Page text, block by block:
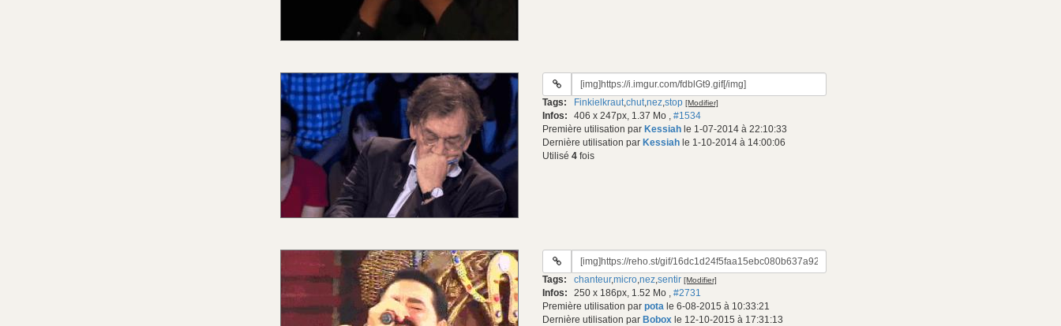
URL
gif:
Tags: Finkielkraut,chut,nez,stop [Modifier]
Infos: 406 x 247px, 1.37 Mo , #1534
Première utilisation par Kessiah le 1-07-2014 à 22:10:33
Dernière utilisation par Kessiah le 1-10-2014 à 14:00:06
Utilisé 4 fois
URL
gif:
Tags: chanteur,micro,nez,sentir [Modifier]
Infos: 250 x 186px, 1.52 Mo , #2731
Première utilisation par pota le 6-08-2015 à 10:33:21
Dernière utilisation par Bobox le 12-10-2015 à 17:31:13